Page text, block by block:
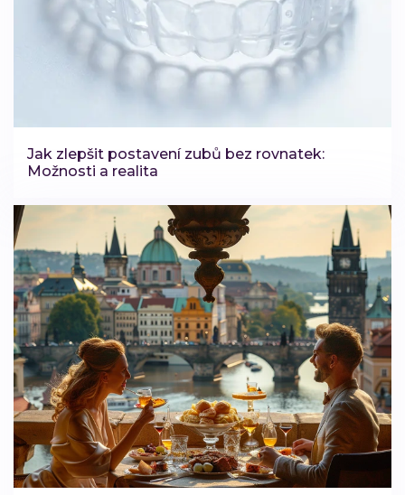
Jak zlepšit postavení zubů bez rovnatek:
Možnosti a realita